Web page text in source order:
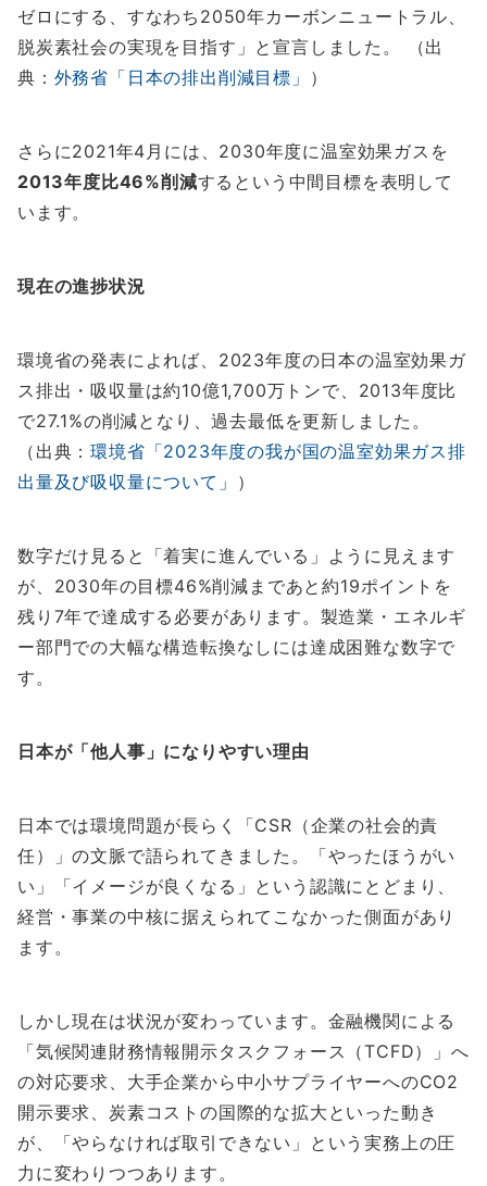
ゼロにする、すなわち2050年カーボンニュートラル、
脱炭素社会の実現を目指す」と宣言しました。 （出
典： 外務省「日本の排出削減目標」 ）
さらに2021年4月には、2030年度に温室効果ガスを
2013年度比46%削減するという中間目標を表明して
います。
現在の進捗状況
環境省の発表によれば、2023年度の日本の温室効果ガ
ス排出・吸収量は約10億1,700万トンで、2013年度比
で27.1%の削減となり、過去最低を更新しました。
（出典：環境省「2023年度の我が国の温室効果ガス排
出量及び吸収量について」 ）
数字だけ見ると「着実に進んでいる」ように見えます
が、2030年の目標46%削減まであと約19ポイントを
残り7年で達成する必要があります。製造業・エネルギ
ー部門での大幅な構造転換なしには達成困難な数字で
す。
日本が「他人事」になりやすい理由
日本では環境問題が長らく「CSR（企業の社会的責
任）」の文脈で語られてきました。「やったほうがい
い」「イメージが良くなる」という認識にとどまり、
経営・事業の中核に据えられてこなかった側面があり
ます。
しかし現在は状況が変わっています。金融機関による
「気候関連財務情報開示タスクフォース（TCFD）」へ
の対応要求、大手企業から中小サプライヤーへのCO2
開示要求、炭素コストの国際的な拡大といった動き
が、「やらなければ取引できない」という実務上の圧
力に変わりつつあります。